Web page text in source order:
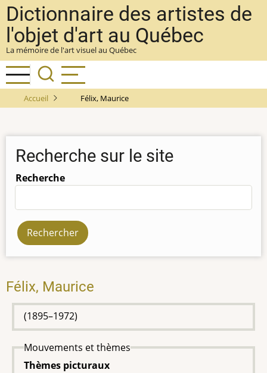
Aller
au
contenu
principal
Dictionnaire des artistes de
l'objet d'art au Québec
La mémoire de l'art visuel au Québec
Accueil Félix, Maurice
Recherche sur le site
Recherche
Félix, Maurice
(1895–1972)
Mouvements et thèmes
Thèmes picturaux